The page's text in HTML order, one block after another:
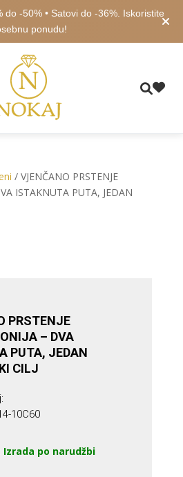
do -50% • Satovi do -36%. Iskoristite
ponudu!
/ VJENČANO PRSTENJE
ISTAKNUTA PUTA, JEDAN
PRSTENJE
– DVA
PUTA, JEDAN
CILJ
10C60
Izrada po narudžbi